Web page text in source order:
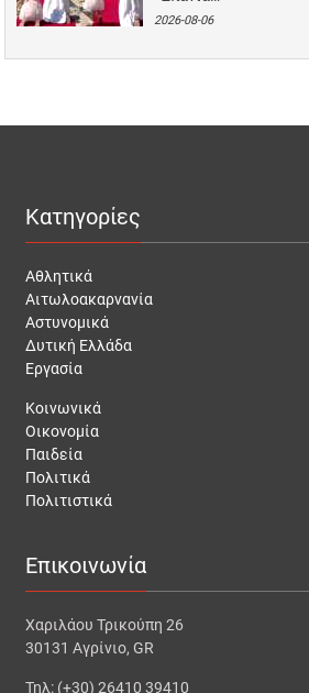
2026-08-06
Κατηγορίες
Αθλητικά
Αιτωλοακαρνανία
Αστυνομικά
Δυτική Ελλάδα
Εργασία
Κοινωνικά
Οικονομία
Παιδεία
Πολιτικά
Πολιτιστικά
Επικοινωνία
Χαριλάου Τρικούπη 26
30131 Αγρίνιο, GR
Τηλ: (+30) 26410 39410